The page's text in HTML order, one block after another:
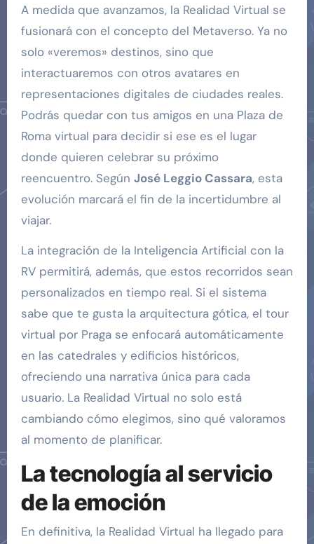
A medida que avanzamos, la Realidad Virtual se
fusionará con el concepto del Metaverso. Ya no
solo «veremos» destinos, sino que
interactuaremos con otros avatares en
representaciones digitales de ciudades reales.
Podrás quedar con tus amigos en una Plaza de
Roma virtual para decidir si ese es el lugar
donde quieren celebrar su próximo
reencuentro. Según José Leggio Cassara, esta
evolución marcará el fin de la incertidumbre al
viajar.
La integración de la Inteligencia Artificial con la
RV permitirá, además, que estos recorridos sean
personalizados en tiempo real. Si el sistema
sabe que te gusta la arquitectura gótica, el tour
virtual por Praga se enfocará automáticamente
en las catedrales y edificios históricos,
ofreciendo una narrativa única para cada
usuario. La Realidad Virtual no solo está
cambiando cómo elegimos, sino qué valoramos
al momento de planificar.
La tecnología al servicio
de la emoción
En definitiva, la Realidad Virtual ha llegado para